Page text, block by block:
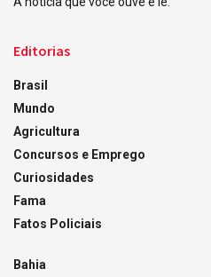
Editorias
Brasil
Mundo
Agricultura
Concursos e Emprego
Curiosidades
Fama
Fatos Policiais
Bahia